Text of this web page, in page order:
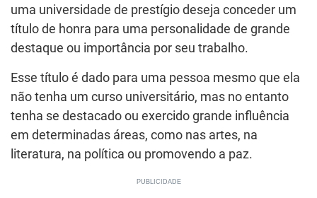
uma universidade de prestígio deseja conceder um
título de honra para uma personalidade de grande
destaque ou importância por seu trabalho.
Esse título é dado para uma pessoa mesmo que ela
não tenha um curso universitário, mas no entanto
tenha se destacado ou exercido grande influência
em determinadas áreas, como nas artes, na
literatura, na política ou promovendo a paz.